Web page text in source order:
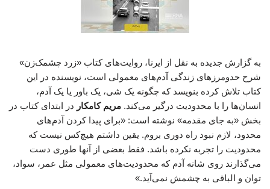
به گزارش جدیده به نقل از ایرنا، روایت‌های کتاب «زرد چشمک‌زن»
شرح حدومرزهای زندگی آدم‌های معمولی است، نویسنده در این
کتاب تلاش کرده بنویسد که چگونه یک شی، یک باور یا یک آدم،
انسان‌ها را با محدودیت درگیر می‌کند. مریم کامکار در ابتدای کتاب در
بخش «به جای مقدمه» نوشته است: «برای پیدا کردن آدم‌های
محدود، لازم نبود راه دوری بروم. یقین داشتم هیچ‌کس نیست که
محدودیت را تجربه نکرده باشد. فقط بعضی از آنها طوری دست
می‌گذارند روی شانه آدم که محدودیت‌های معمولی مثل عمر، سواد،
توان و الباقی به چشمش نمی‌آید.»